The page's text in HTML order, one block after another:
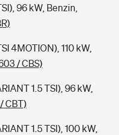
96 kW, Benzin,
4MOTION), 110 kW,
/ CBS)
1.5 TSI), 96 kW,
CBT)
1.5 TSI), 100 kW,